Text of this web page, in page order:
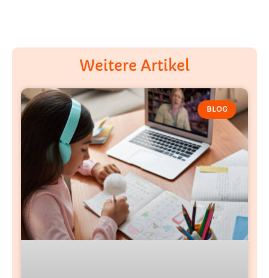
Weitere Artikel
BLOG